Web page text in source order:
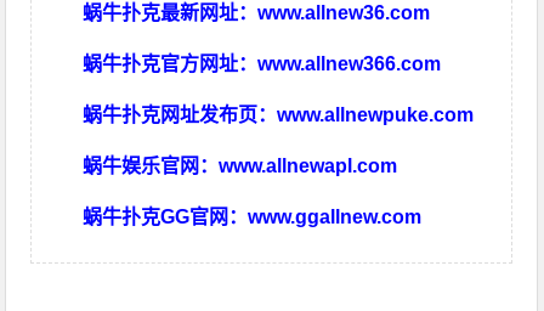
蜗牛扑克最新网址：www.allnew36.com
蜗牛扑克官方网址：www.allnew366.com
蜗牛扑克网址发布页：www.allnewpuke.com
蜗牛娱乐官网：www.allnewapl.com
蜗牛扑克GG官网：www.ggallnew.com